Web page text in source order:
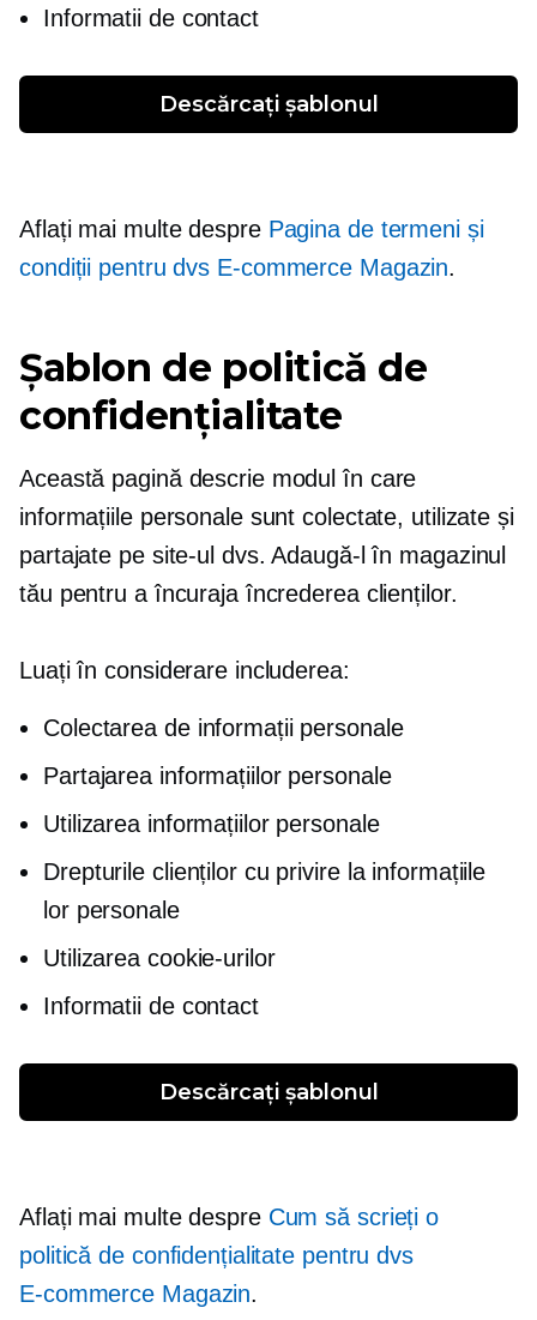
Informatii de contact
Descărcați șablonul
Aflați mai multe despre Pagina de termeni și
condiții pentru dvs E-commerce Magazin.
Șablon de politică de
confidențialitate
Această pagină descrie modul în care
informațiile personale sunt colectate, utilizate și
partajate pe site-ul dvs. Adaugă-l în magazinul
tău pentru a încuraja încrederea clienților.
Luați în considerare includerea:
Colectarea de informații personale
Partajarea informațiilor personale
Utilizarea informațiilor personale
Drepturile clienților cu privire la informațiile
lor personale
Utilizarea cookie-urilor
Informatii de contact
Descărcați șablonul
Aflați mai multe despre Cum să scrieți o
politică de confidențialitate pentru dvs
E-commerce Magazin.